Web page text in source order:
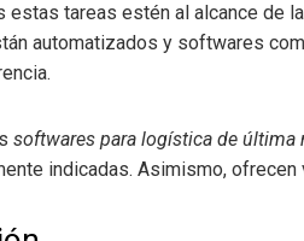
tareas estén al alcance de
automatizados y softwares
softwares para logística de última
indicadas. Asimismo, ofrecen